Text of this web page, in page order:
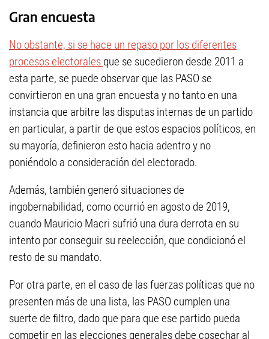
Gran encuesta
No obstante, si se hace un repaso por los diferentes
procesos electorales que se sucedieron desde 2011 a
esta parte, se puede observar que las PASO se
convirtieron en una gran encuesta y no tanto en una
instancia que arbitre las disputas internas de un partido
en particular, a partir de que estos espacios políticos, en
su mayoría, definieron esto hacia adentro y no
poniéndolo a consideración del electorado.
Además, también generó situaciones de
ingobernabilidad, como ocurrió en agosto de 2019,
cuando Mauricio Macri sufrió una dura derrota en su
intento por conseguir su reelección, que condicionó el
resto de su mandato.
Por otra parte, en el caso de las fuerzas políticas que no
presenten más de una lista, las PASO cumplen una
suerte de filtro, dado que para que ese partido pueda
competir en las elecciones generales debe cosechar al